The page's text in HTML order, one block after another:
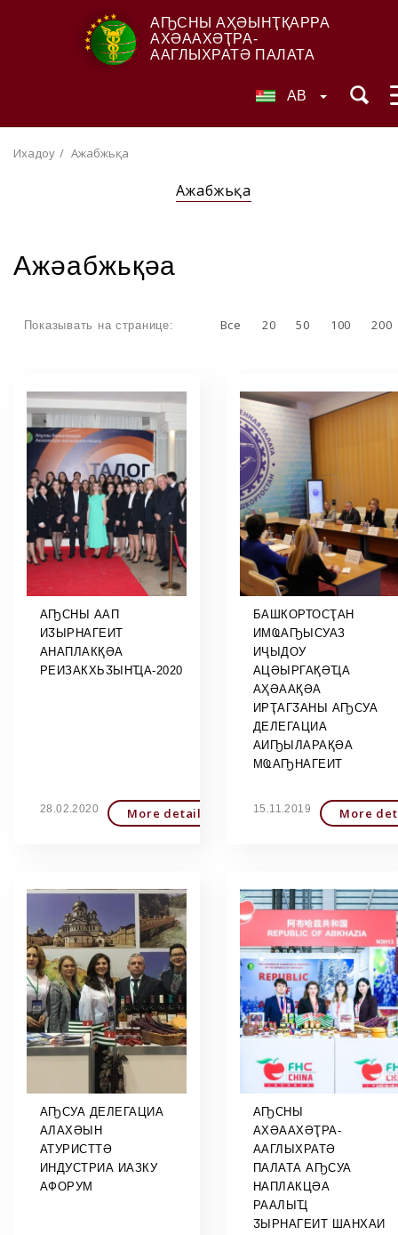
АҦСНЫ АҲӘЫНҬҚАРРА
АХӘААХӘҬРА-
ААГЛЫХРАТӘ ПАЛАТА
AB
Ихадоу Ажәабжьқәа
Ажәабжьқәа
Ажәабжьқәа
Показывать на странице: Все 20 50 100 200
АҦСНЫ ААП
ИӠЫРНАГЕИТ
АНАПЛАКҚӘА
РЕИЗАКХЬӠЫНҴА-2020
28.02.2020 More detailed
БАШКОРТОСҬАН
ИМҨАҦЫСУАЗ
ИҶЫДОУ
АЦӘЫРГАҚӘҴА
АҲӘААҚӘА
ИРҬАГӠАНЫ АҦСУА
ДЕЛЕГАЦИА
АИҦЫЛАРАҚӘА
МҨАҦНАГЕИТ
15.11.2019 More
АҦСУА ДЕЛЕГАЦИА
АЛАХӘЫН
АТУРИСТТӘ
ИНДУСТРИА ИАЗКУ
АФОРУМ
АҦСНЫ
АХӘААХӘҬРА-
ААГЛЫХРАТӘ
ПАЛАТА АҦСУА
НАПЛАКЦӘА
РААЛЫҴ
ӠЫРНАГЕИТ ШАНХАИ